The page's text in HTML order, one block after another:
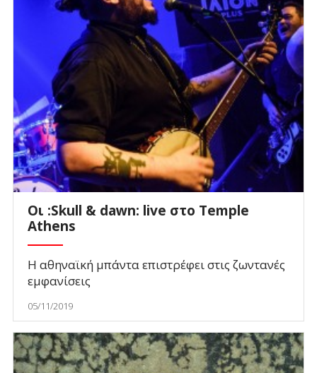
Οι :Skull & dawn: live στο Temple
Athens
Η αθηναϊκή μπάντα επιστρέφει στις ζωντανές
εμφανίσεις
05/11/2019